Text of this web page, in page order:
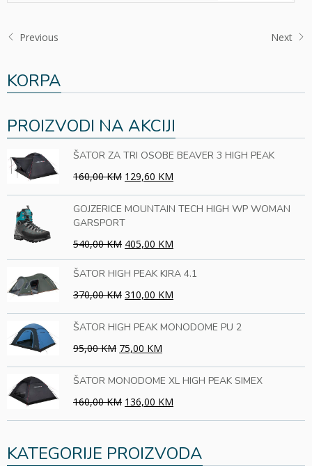
Previous Next
KORPA
PROIZVODI NA AKCIJI
ŠATOR ZA TRI OSOBE BEAVER 3 HIGH PEAK
160,00 KM 129,60 KM
GOJZERICE MOUNTAIN TECH HIGH WP WOMAN
GARSPORT
540,00 KM 405,00 KM
ŠATOR HIGH PEAK KIRA 4.1
370,00 KM 310,00 KM
ŠATOR HIGH PEAK MONODOME PU 2
95,00 KM 75,00 KM
ŠATOR MONODOME XL HIGH PEAK SIMEX
160,00 KM 136,00 KM
KATEGORIJE PROIZVODA